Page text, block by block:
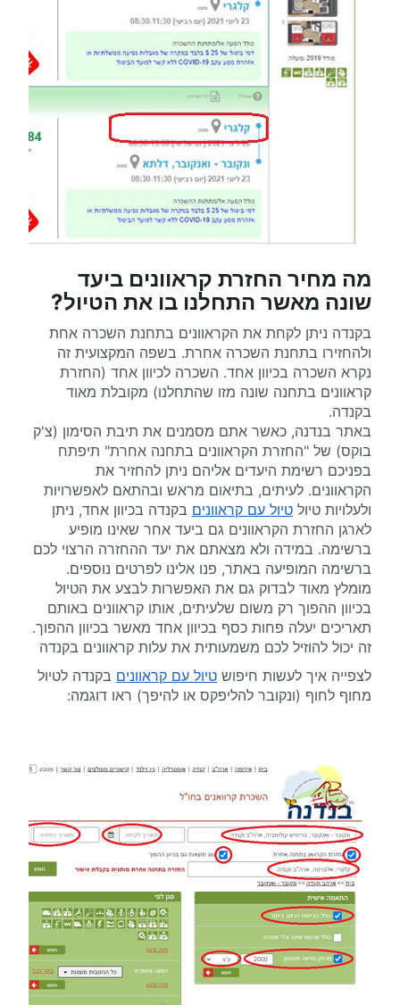
מה מחיר החזרת קראוונים ביעד
שונה מאשר התחלנו בו את הטיול?
בקנדה ניתן לקחת את הקראוונים בתחנת השכרה אחת
ולהחזירו בתחנת השכרה אחרת. בשפה המקצועית זה
נקרא השכרה בכיוון אחד. השכרה לכיוון אחד (החזרת
קראוונים בתחנה שונה מזו שהתחלנו) מקובלת מאוד
בקנדה.
באתר בנדנה, כאשר אתם מסמנים את תיבת הסימון (צ'ק
בוקס) של "החזרת הקראוונים בתחנה אחרת" תיפתח
בפניכם רשימת היעדים אליהם ניתן להחזיר את
הקראוונים. לעיתים, בתיאום מראש ובהתאם לאפשרויות
ולעלויות טיול טיול עם קראוונים בקנדה בכיוון אחד, ניתן
לארגן החזרת הקראוונים גם ביעד אחר שאינו מופיע
ברשימה. במידה ולא מצאתם את יעד ההחזרה הרצוי לכם
ברשימה המופיעה באתר, פנו אלינו לפרטים נוספים.
מומלץ מאוד לבדוק גם את האפשרות לבצע את הטיול
בכיוון ההפוך רק משום שלעיתים, אותו קראוונים באותם
תאריכים יעלה פחות כסף בכיוון אחד מאשר בכיוון ההפוך.
זה יכול להוזיל לכם משמעותית את עלות קראוונים בקנדה
לצפייה איך לעשות חיפוש טיול עם קראוונים בקנדה לטיול
מחוף לחוף (ונקובר להליפקס או להיפך) ראו דוגמה: